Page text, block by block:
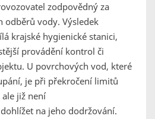
zodpovědný za
odběrů vody. Výsledek
krajské hygienické stanici,
provádění kontrol či
U povrchových vod, které
je při překročení limitů
již není
na jeho dodržování.